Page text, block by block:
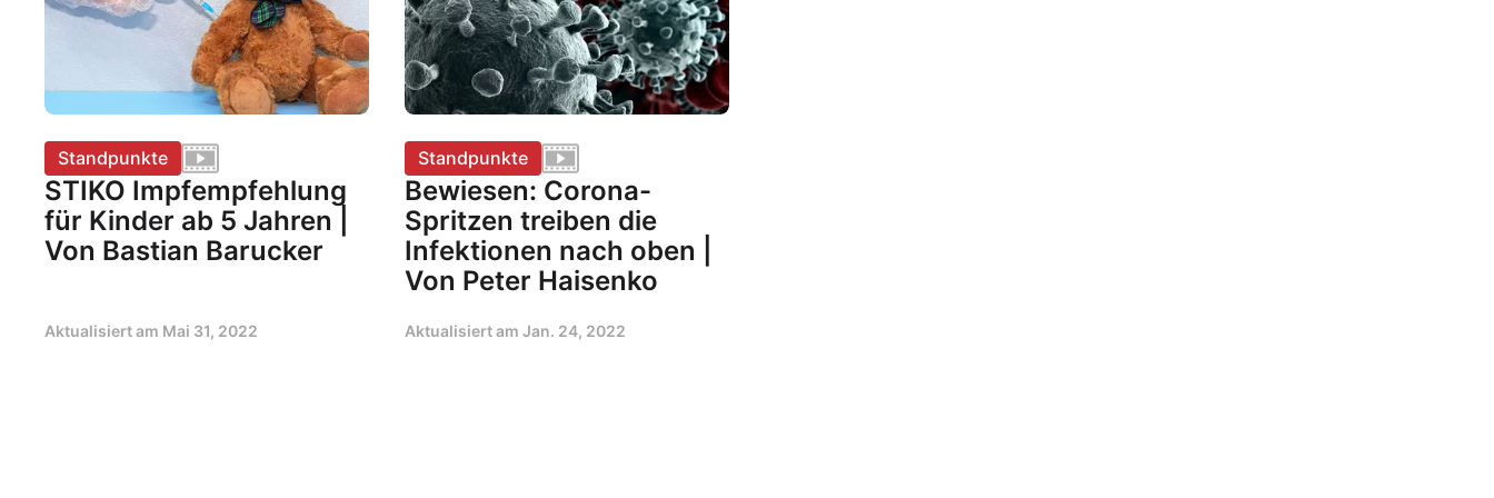
Standpunkte
STIKO Impfempfehlung
für Kinder ab 5 Jahren |
Von Bastian Barucker
Aktualisiert am Mai 31, 2022
Standpunkte
Bewiesen: Corona-
Spritzen treiben die
Infektionen nach oben |
Von Peter Haisenko
Aktualisiert am Jan. 24, 2022